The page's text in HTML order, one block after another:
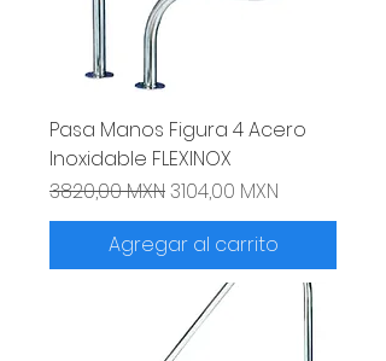
Pasa Manos Figura 4 Acero
Inoxidable FLEXINOX
Precio
3820,00 MXNPrecio de oferta
3104,00 MXN
Agregar al carrito